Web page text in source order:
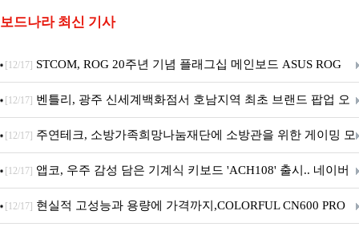
보드나라 최신 기사
[12/17] STCOM, ROG 20주년 기념 플래그십 메인보드 ASUS ROG
Crosshair X870E EDITION 20 국내 출시 예정
[12/17] 벤틀리, 광주 신세계백화점서 호남지역 최초 브랜드 팝업 오
픈
[12/17] 주연테크, 소방가족희망나눔재단에 소방관을 위한 게이밍 모
니터·스마트 펫 침대 기부
[12/17] 앱코, 우주 감성 담은 기계식 키보드 'ACH108' 출시.. 네이버
브랜드데이 기획전 진행
[12/17] 현실적 고성능과 용량에 가격까지,COLORFUL CN600 PRO